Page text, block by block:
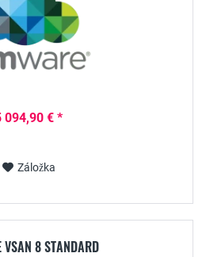
094,90 € *
Záložka
VSAN 8 STANDARD